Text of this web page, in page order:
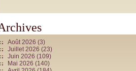
Août 2026 (3)
Juillet 2026 (23)
Juin 2026 (109)
Mai 2026 (140)